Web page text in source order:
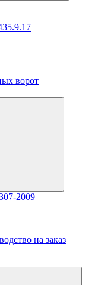
ворот
2009
на заказ